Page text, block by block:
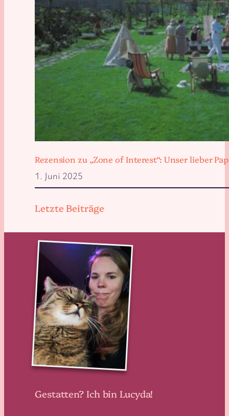
Letzte Beiträge
Rezension zu „Zone of Interest“: Unser lieber
1. Juni 2025
Gestatten? Ich bin Lucyda!